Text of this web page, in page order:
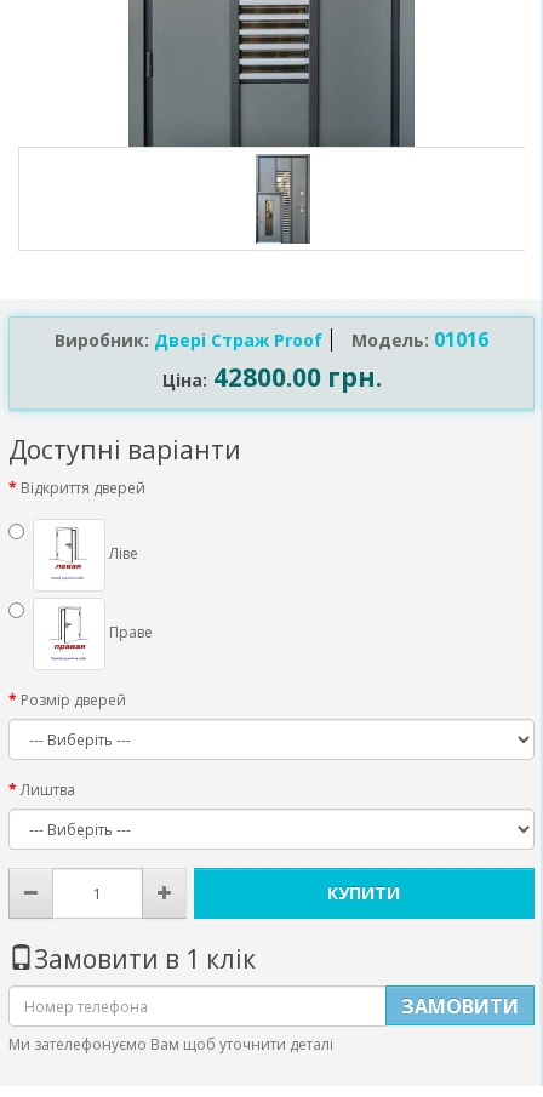
Виробник: Двері Страж Proof Модель: 01016
Ціна: 42800.00 грн.
Доступні варіанти
Відкриття дверей
Ліве
Праве
Розмір дверей
Лиштва
КУПИТИ
Замовити в 1 клік
ЗАМОВИТИ
Ми зателефонуємо Вам щоб уточнити деталі